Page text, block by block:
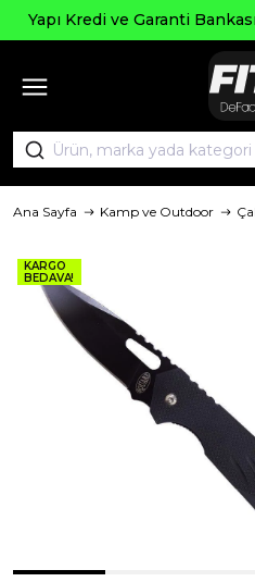
Yapı Kredi ve Garanti
Ana Sayfa Kamp ve Outdoor
KARGO
BEDAVA!